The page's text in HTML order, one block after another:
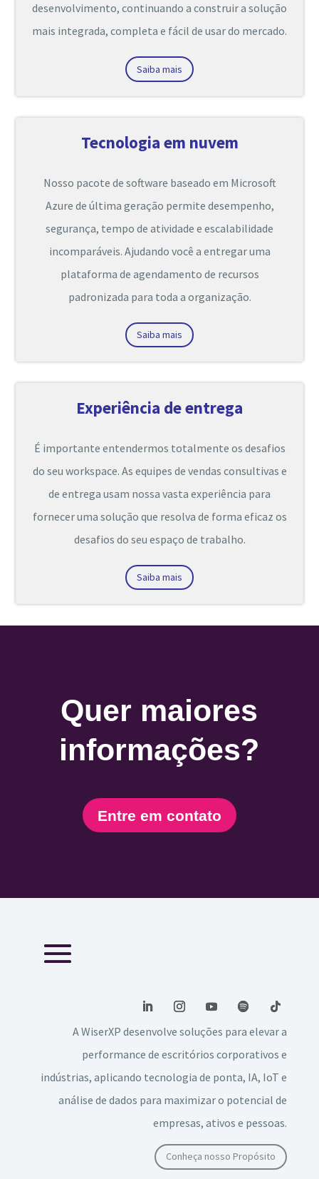
desenvolvimento, continuando a construir a solução
mais integrada, completa e fácil de usar do mercado.
Saiba mais
Tecnologia em nuvem
Nosso pacote de software baseado em Microsoft
Azure de última geração permite desempenho,
segurança, tempo de atividade e escalabilidade
incomparáveis. Ajudando você a entregar uma
plataforma de agendamento de recursos
padronizada para toda a organização.
Saiba mais
Experiência de entrega
É importante entendermos totalmente os desafios
do seu workspace. As equipes de vendas consultivas e
de entrega usam nossa vasta experiência para
fornecer uma solução que resolva de forma eficaz os
desafios do seu espaço de trabalho.
Saiba mais
Quer maiores
informações?
Entre em contato
A WiserXP desenvolve soluções para elevar a
performance de escritórios corporativos e
indústrias, aplicando tecnologia de ponta, IA, IoT e
análise de dados para maximizar o potencial de
empresas, ativos e pessoas.
Conheça nosso Propósito